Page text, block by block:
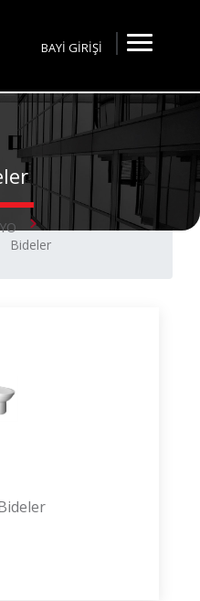
BAYİ GİRİŞİ
Bideler